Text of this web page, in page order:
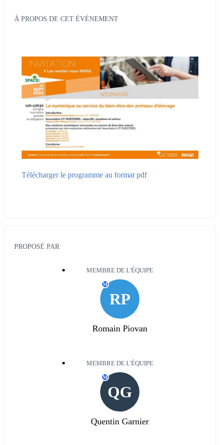
À PROPOS DE CET ÉVÉNEMENT
Télécharger le programme au format pdf
PROPOSÉ PAR
MEMBRE DE L'ÉQUIPE
RP
M
Romain Piovan
MEMBRE DE L'ÉQUIPE
QG
M
Quentin Garnier